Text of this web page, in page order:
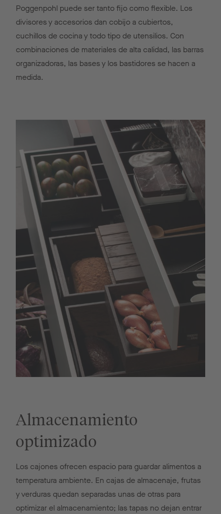
Poggenpohl puede ser tanto fijo como flexible. Los
divisores y accesorios dan cobijo a cubiertos,
cuchillos de cocina y todo tipo de utensilios. Con
combinaciones de materiales de alta calidad, las barras
organizadoras, las bases y los bastidores se hacen a
medida.
Almacenamiento
optimizado
Los cajones ofrecen espacio para guardar alimentos a
temperatura ambiente. En cajas de almacenaje, frutas
y verduras quedan separadas unas de otras para
optimizar el almacenamiento; las tapas no dejan entrar